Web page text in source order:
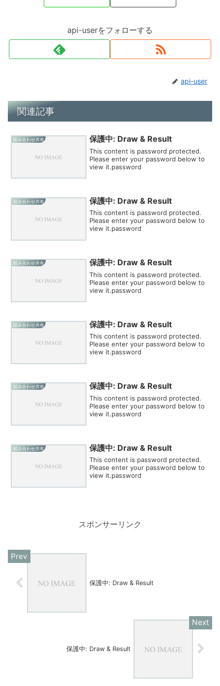
api-userをフォローする
api-user
関連記事
組み合わせ共有 保護中: Draw & Result
This content is password protected.
Please enter your password below to
view it.password
組み合わせ共有 保護中: Draw & Result
This content is password protected.
Please enter your password below to
view it.password
組み合わせ共有 保護中: Draw & Result
This content is password protected.
Please enter your password below to
view it.password
組み合わせ共有 保護中: Draw & Result
This content is password protected.
Please enter your password below to
view it.password
組み合わせ共有 保護中: Draw & Result
This content is password protected.
Please enter your password below to
view it.password
組み合わせ共有 保護中: Draw & Result
This content is password protected.
Please enter your password below to
view it.password
スポンサーリンク
保護中: Draw & Result
保護中: Draw & Result